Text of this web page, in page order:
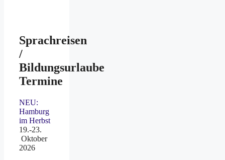
Sprachreisen
/
Bildungsurlaube
Termine
NEU:
Hamburg
im Herbst
19.-23.
Oktober
2026